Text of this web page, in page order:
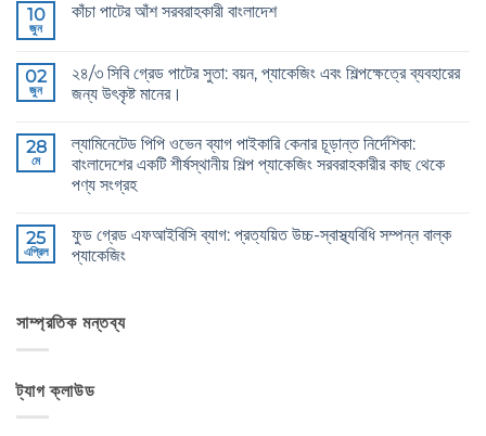
Jute
2026
Guide
to
36/4
Configurations
এ
নেই
10
জুন
কাঁচা পাটের আঁশ সরবরাহকারী বাংলাদেশ
Fibre
Supplier
Bangladesh
এ
02
জুন
২৪/৩ সিবি গ্রেড পাটের সুতা: বয়ন, প্যাকেজিং এবং শিল্পক্ষেত্রে ব্যবহারের
জন্য উৎকৃষ্ট মানের।
Grade
Jute
Yarn:
Premium
Quality
Weaving,
Packaging
and
Industrial
নেই
28
মে
ল্যামিনেটেড পিপি ওভেন ব্যাগ পাইকারি কেনার চূড়ান্ত নির্দেশিকা:
বাংলাদেশের একটি শীর্ষস্থানীয় শিল্প প্যাকেজিং সরবরাহকারীর কাছ থেকে
পণ্য সংগ্রহ
Guide
to
Laminated
Wholesale:
Sourcing
Industrial
নেই
25
এপ্রিল
ফুড গ্রেড এফআইবিসি ব্যাগ: প্রত্যয়িত উচ্চ-স্বাস্থ্যবিধি সম্পন্ন বাল্ক
প্যাকেজিং
Bag:
Certified
Packaging
সাম্প্রতিক মন্তব্য
ট্যাগ ক্লাউড